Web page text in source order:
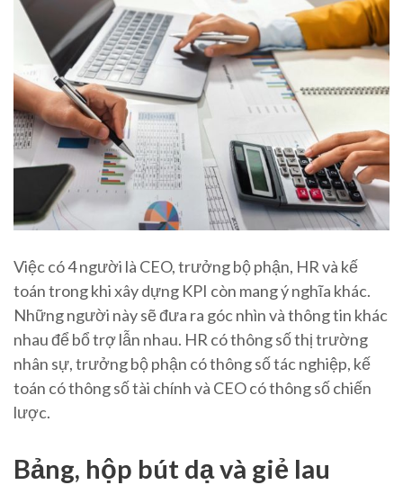
Việc có 4 người là CEO, trưởng bộ phận, HR và kế
toán trong khi xây dựng KPI còn mang ý nghĩa khác.
Những người này sẽ đưa ra góc nhìn và thông tin khác
nhau để bổ trợ lẫn nhau. HR có thông số thị trường
nhân sự, trưởng bộ phận có thông số tác nghiệp, kế
toán có thông số tài chính và CEO có thông số chiến
lược.
Bảng, hộp bút dạ và giẻ lau